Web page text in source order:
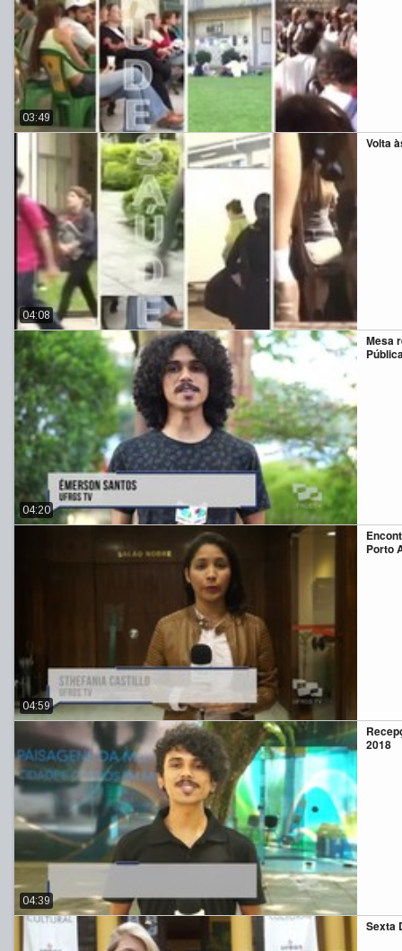
03:49
Volta
04:08
Mesa
04:20
Porto
04:59
2018
04:39
Sexta